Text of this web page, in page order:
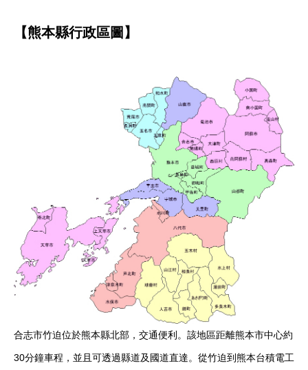
【熊本縣行政區圖】
合志市竹迫位於熊本縣北部，交通便利。該地區距離熊本市中心約
30分鐘車程，並且可透過縣道及國道直達。從竹迫到熊本台積電工